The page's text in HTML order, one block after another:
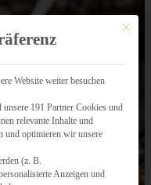
Mit
Website weiter besuchen
191 Partner Cookies und
relevante Inhalte und
und optimieren wir unsere
(z. B.
Anzeigen und